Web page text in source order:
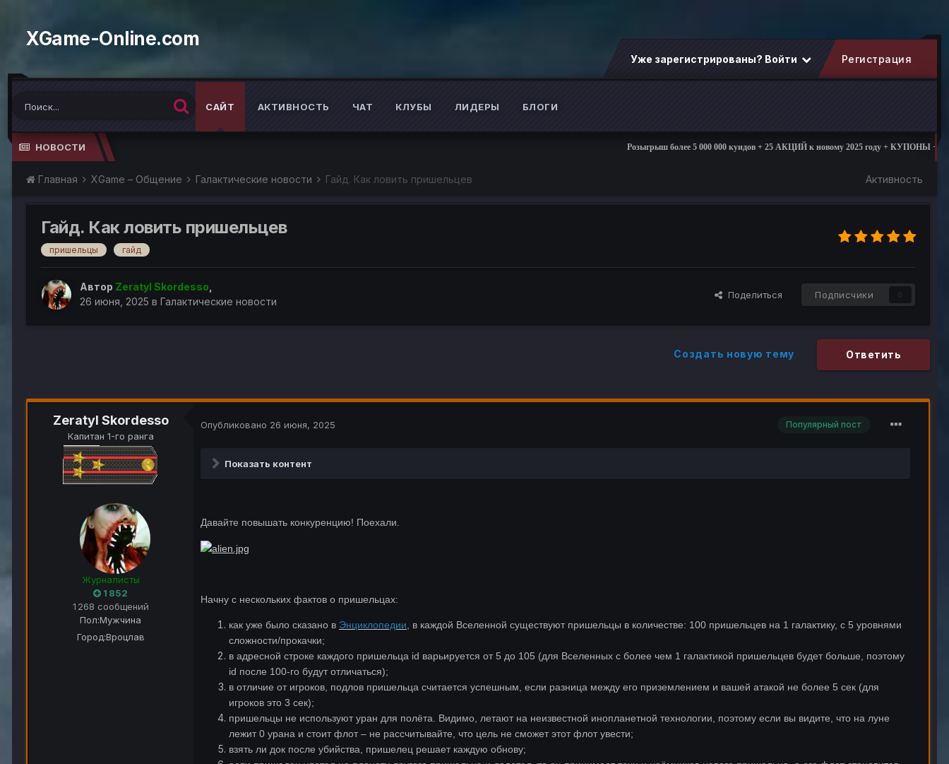
XGame-Online.com
Уже зарегистрированы? Войти Регистрация
САЙТ АКТИВНОСТЬ ЧАТ КЛУБЫ ЛИДЕРЫ БЛОГИ
НОВОСТИ Розыгрыш более 5 000 000 куидов + 25 АКЦИЙ к новому 2025 году + КУПОНЫ + ПОДАРКИ
Активность
Главная XGame – Общение Галактические новости Гайд. Как ловить пришельцев
Гайд. Как ловить пришельцев
пришельцы гайд
Автор Zeratyl Skordesso
26 июня, 2025 в Галактические новости
Поделиться Подписчики
Ответить
Создать новую тему
Zeratyl Skordesso
Капитан 1-го ранга
Журналисты
1 852
1 268 сообщений
Пол:Мужчина
Город:Вроцлав
Популярный пост
Опубликовано 26 июня, 2025
Показать контент
Давайте повышать конкуренцию! Поехали.
Начну с нескольких фактов о пришельцах:
как уже было сказано в Энциклопедии , в каждой Вселенной существуют пришельцы в количестве: 100 пришельцев на 1 галактику, с 5 уровнями
сложности/прокачки;
в адресной строке каждого пришельца id варьируется от 5 до 105 (для Вселенных с более чем 1 галактикой пришельцев будет больше, поэтому
id после 100-го будут отличаться);
в отличие от игроков, подлов пришельца считается успешным, если разница между его приземлением и вашей атакой не более 5 сек (для
игроков это 3 сек);
пришельцы не используют уран для полёта. Видимо, летают на неизвестной инопланетной технологии, поэтому если вы видите, что на луне
лежит 0 урана и стоит флот – не рассчитывайте, что цель не сможет этот флот увести;
взять ли док после убийства, пришелец решает каждую обнову;